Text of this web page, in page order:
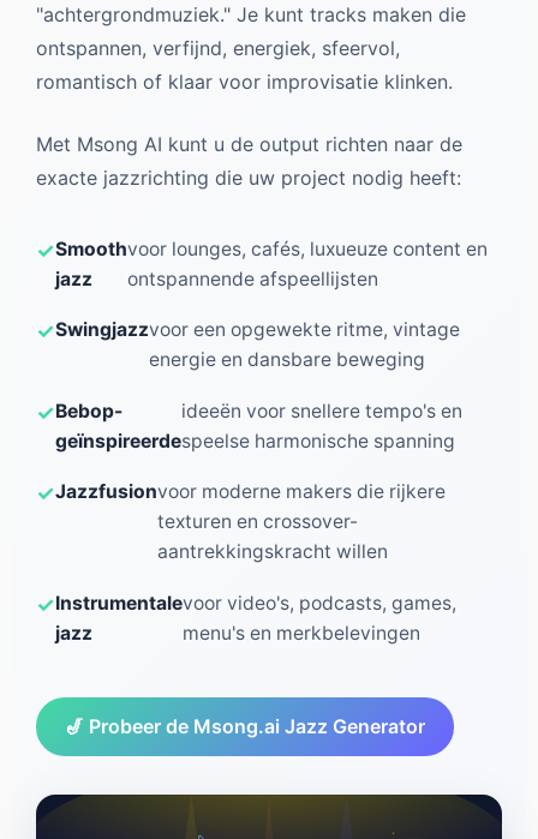
"achtergrondmuziek." Je kunt tracks maken die
ontspannen, verfijnd, energiek, sfeervol,
romantisch of klaar voor improvisatie klinken.
Met Msong AI kunt u de output richten naar de
exacte jazzrichting die uw project nodig heeft:
Smooth
jazz
voor lounges, cafés, luxueuze content en
ontspannende afspeellijsten
Swingjazzvoor een opgewekte ritme, vintage
energie en dansbare beweging
Bebop-
geïnspireerde
ideeën voor snellere tempo's en
speelse harmonische spanning
Jazzfusionvoor moderne makers die rijkere
texturen en crossover-
aantrekkingskracht willen
Instrumentale
jazz
voor video's, podcasts, games,
menu's en merkbelevingen
🎷 Probeer de Msong.ai Jazz Generator